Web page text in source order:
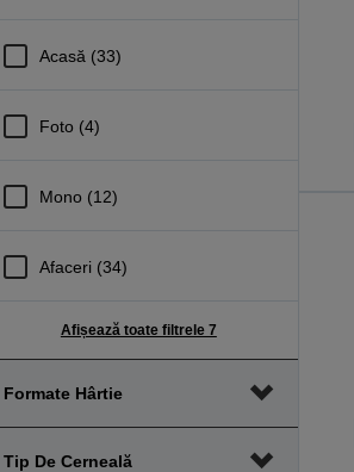
Acasă (33)
Foto (4)
Mono (12)
Afaceri (34)
Afișează toate filtrele 7
Formate Hârtie
Tip De Cerneală